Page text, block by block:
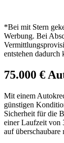
*Bei mit Stern
Werbung. Bei
entstehen dadurch
75.000 €
Mit einem
günstigen
Sicherheit für die
einer Laufzeit von
auf überschaubare